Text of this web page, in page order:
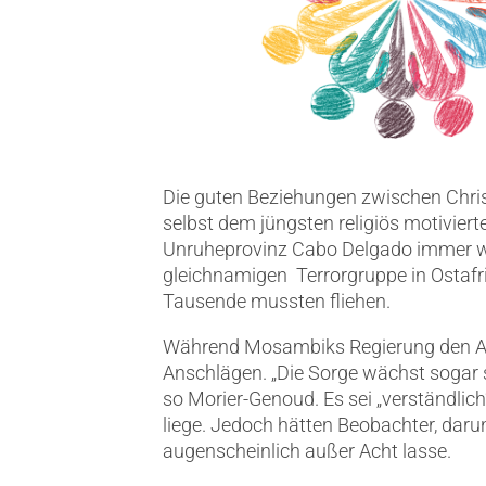
Die guten Beziehungen zwischen
selbst dem jüngsten religiös
Unruheprovinz Cabo Delgado immer
gleichnamigen Terrorgruppe in
Tausende mussten fliehen.
Während Mosambiks Regierung den
Anschlägen. „Die Sorge wächst
so Morier-Genoud. Es sei
liege. Jedoch hätten Beobachter,
augenscheinlich außer Acht lasse.